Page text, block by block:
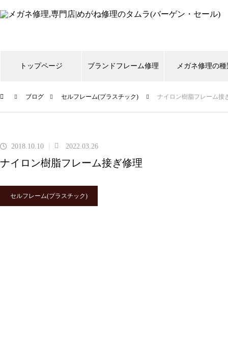
トップページ ブランドフレーム修理 メガネ修理の種
999,9 CHANEL Gucci shwood
れ修理依頼品
ブログ セルフレーム(プラスチック) ナイロン樹脂フレーム接
2018.10.10 2022.03.26
ナイロン樹脂フレーム接ぎ修理
セルフレーム(プラスチック)